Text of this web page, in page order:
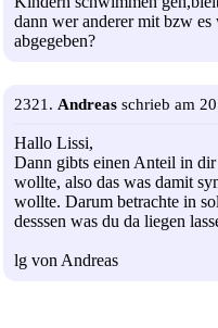
dann wer anderer mit bzw
abgegeben?
2321. Andreas schrieb am
Hallo Lissi,
Dann gibts einen Anteil in
wollte, also das was damit
wollte. Darum betrachte in
desssen was du da liegen
lg von Andreas